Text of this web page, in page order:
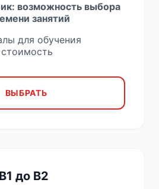
возможность выбора
занятий
для обучения
ВЫБРАТЬ
до B2